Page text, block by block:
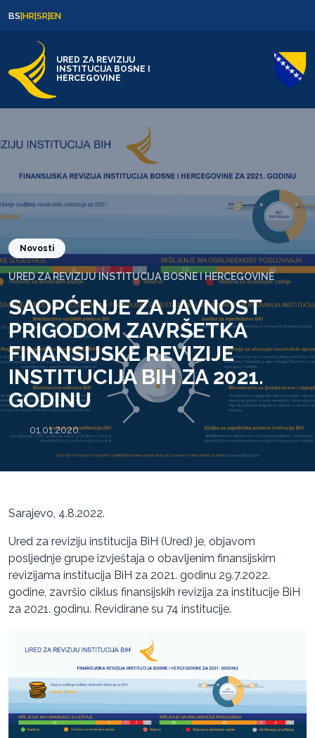
BS|HR|SR|EN
URED ZA REVIZIJU
INSTITUCIJA BOSNE I
HERCEGOVINE
Novosti
URED ZA REVIZIJU INSTITUCIJA BOSNE I HERCEGOVINE
SAOPĆENJE ZA JAVNOST
PRIGODOM ZAVRŠETKA
FINANSIJSKE REVIZIJE
INSTITUCIJA BIH ZA 2021.
GODINU
01.01.2020.
Sarajevo, 4.8.2022.
Ured za reviziju institucija BiH (Ured) je, objavom
posljednje grupe izvještaja o obavljenim finansijskim
revizijama institucija BiH za 2021. godinu 29.7.2022.
godine, završio ciklus finansijskih revizija za institucije BiH
za 2021. godinu. Revidirane su 74 institucije.